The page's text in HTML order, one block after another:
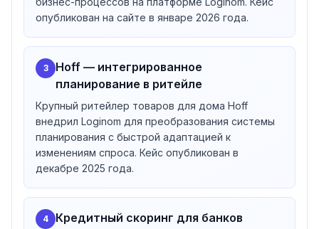
АВТОВАЗ, Hoff, Ситилинк, Estée Lauder Сompanies,
Фармленд, CarMoney, ForexClub, Philip Morris, Quelle
Russia, РЖД, МТС Банк, Сбербанк Управление
Активами, Связной-Клуб, Шоколадница, Росгосстрах
Юридическое лицо и контакты
Разработчик —
ООО «Аналитические технологии»
8-800-100-00-56
info@loginom.ru. История начинается с ноября 1995
ребрендинг в Loginom Company.
опубликован на сайте в январе 2026 года.
3
Hoff — интегрированное
планирование в ритейле
Крупный ритейлер товаров для дома Hoff
внедрил Loginom для преобразования системы
планирования с быстрой адаптацией к
изменениям спроса. Кейс опубликован в
декабре 2025 года.
4 Кредитный скоринг для банков